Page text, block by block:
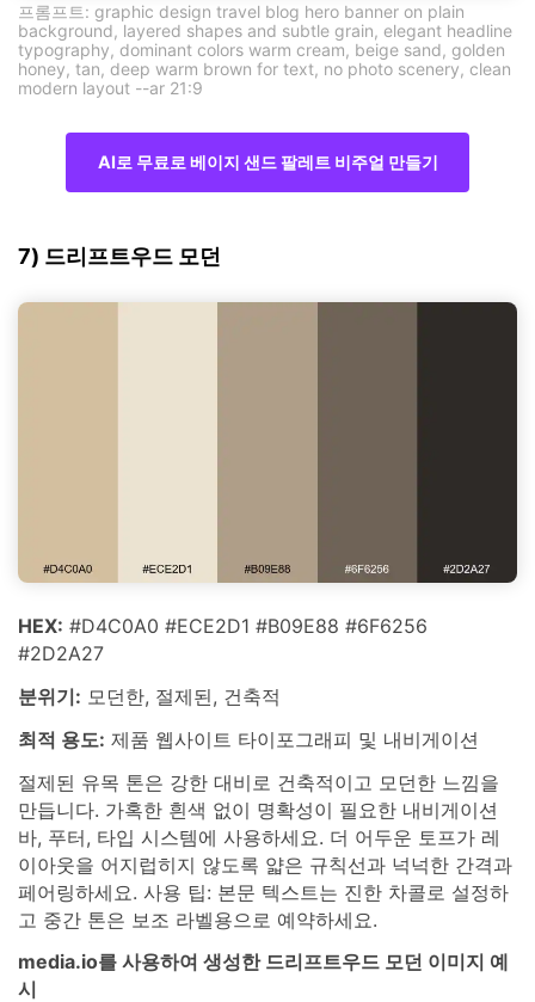
프롬프트: graphic design travel blog hero banner on plain
background, layered shapes and subtle grain, elegant headline
typography, dominant colors warm cream, beige sand, golden
honey, tan, deep warm brown for text, no photo scenery, clean
modern layout --ar 21:9
AI로 무료로 베이지 샌드 팔레트 비주얼 만들기
7) 드리프트우드 모던
HEX: #D4C0A0 #ECE2D1 #B09E88 #6F6256
#2D2A27
분위기: 모던한, 절제된, 건축적
최적 용도: 제품 웹사이트 타이포그래피 및 내비게이션
절제된 유목 톤은 강한 대비로 건축적이고 모던한 느낌을
만듭니다. 가혹한 흰색 없이 명확성이 필요한 내비게이션
바, 푸터, 타입 시스템에 사용하세요. 더 어두운 토프가 레
이아웃을 어지럽히지 않도록 얇은 규칙선과 넉넉한 간격과
페어링하세요. 사용 팁: 본문 텍스트는 진한 차콜로 설정하
고 중간 톤은 보조 라벨용으로 예약하세요.
media.io를 사용하여 생성한 드리프트우드 모던 이미지 예
시